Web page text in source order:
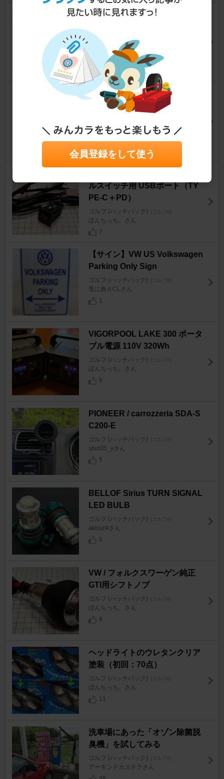
IKSTAR ランバーサポート低反
ゴルフ (ハッチバック)
KONIさん
0
POWER FLEX エンジントルク
ブッシュ
ボーラ4Ｍさん
18
ルスイッチ用 USBポート（TY
PE-C＋PD）
ゴルフ (ハッチバック) [ゴルフ6]
ぼんちっち。さん
7
【サイン】VW US Volkswagen
Parking Only Sign
ゴルフ (ハッチバック) [ゴルフ6]
兎に角６CLさん
1
VIGORPOOL LAKE 300 ポータ
ブル電源 110V 320Wh
ゴルフ (ハッチバック) [ゴルフ6]
ぼんちっち。さん
6
PIONEER / carrozzeria SDA-S
C200-E
ゴルフ (ハッチバック) [ゴルフ6]
shin05_yさん
5
BELLOF Sirius TURN SIGNAL
LED BULB
ゴルフ (ハッチバック) [ゴルフ6]
akiraz4さん
0
VW / フォルクスワーゲン純正
GTI用シフトノブ
ゴルフ (ハッチバック) [ゴルフ6]
ぼんちっち。さん
9
ヘッドライトのウレタンクリア
塗装（初回：70点）
ゴルフ (ハッチバック) [ゴルフ6]
ぼんちっち。さん
11
洗車場にあった「オゾン除菌脱
臭機」を試してみる
ゴルフ (ハッチバック) [ゴルフ6]
アーモンドカステラさん
会員登録をして使う